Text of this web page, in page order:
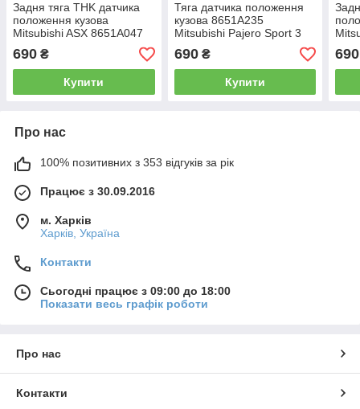
Задня тяга THK датчика
положення кузова
Mitsubishi ASX 8651A047
8651A147 тяжка коректора
фар AFS (Японія)
690 ₴
Купити
Тяга датчика положення
кузова 8651A235
Mitsubishi Pajero Sport 3
фар AFS THK,Японія
690₴
Купити
фар
690
Про нас
100% позитивних з 353 відгуків за рік
Працює з 30.09.2016
м. Харків
Харків, Україна
Контакти
Сьогодні працює з 09:00 до 18:00
Показати весь графік роботи
Про нас
Контакти